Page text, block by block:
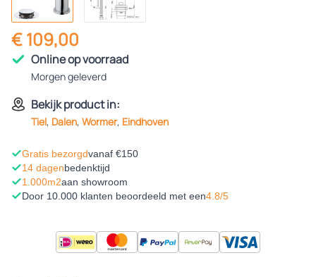
€ 109,00
Online op voorraad
Morgen geleverd
Bekijk product in:
Tiel, Dalen, Wormer, Eindhoven
Gratis bezorgdvanaf €150
14 dagenbedenktijd
1.000m2aan showroom
Door 10.000 klanten beoordeeld met een4.8/5